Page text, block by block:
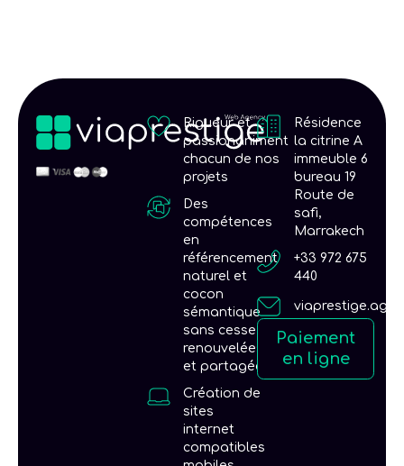
Rigueur et
passionaniment
chacun de nos
projets
Des
compétences
en
référencement
naturel et
cocon
sémantique
sans cesse
renouvelées
et partagées
Création de
sites
internet
compatibles
Résidence
la citrine A
immeuble 6
bureau 19
Route de
safi,
Marrakech
+33 972 675
440
Paiement
en ligne